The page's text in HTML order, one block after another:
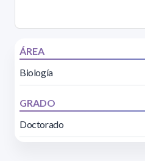
ÁREA
Biología
GRADO
Doctorado